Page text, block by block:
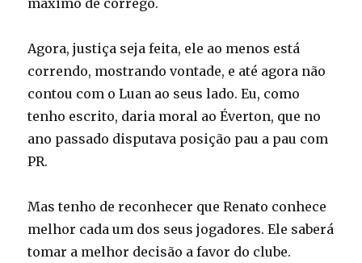
máximo de córrego.
Agora, justiça seja feita, ele ao menos está
correndo, mostrando vontade, e até agora não
contou com o Luan ao seus lado. Eu, como
tenho escrito, daria moral ao Éverton, que no
ano passado disputava posição pau a pau com
PR.
Mas tenho de reconhecer que Renato conhece
melhor cada um dos seus jogadores. Ele saberá
tomar a melhor decisão a favor do clube.